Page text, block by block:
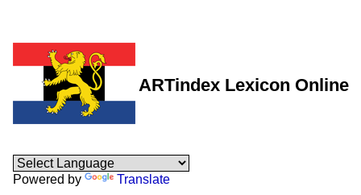
ARTindex Lexicon Online
Powered by Translate